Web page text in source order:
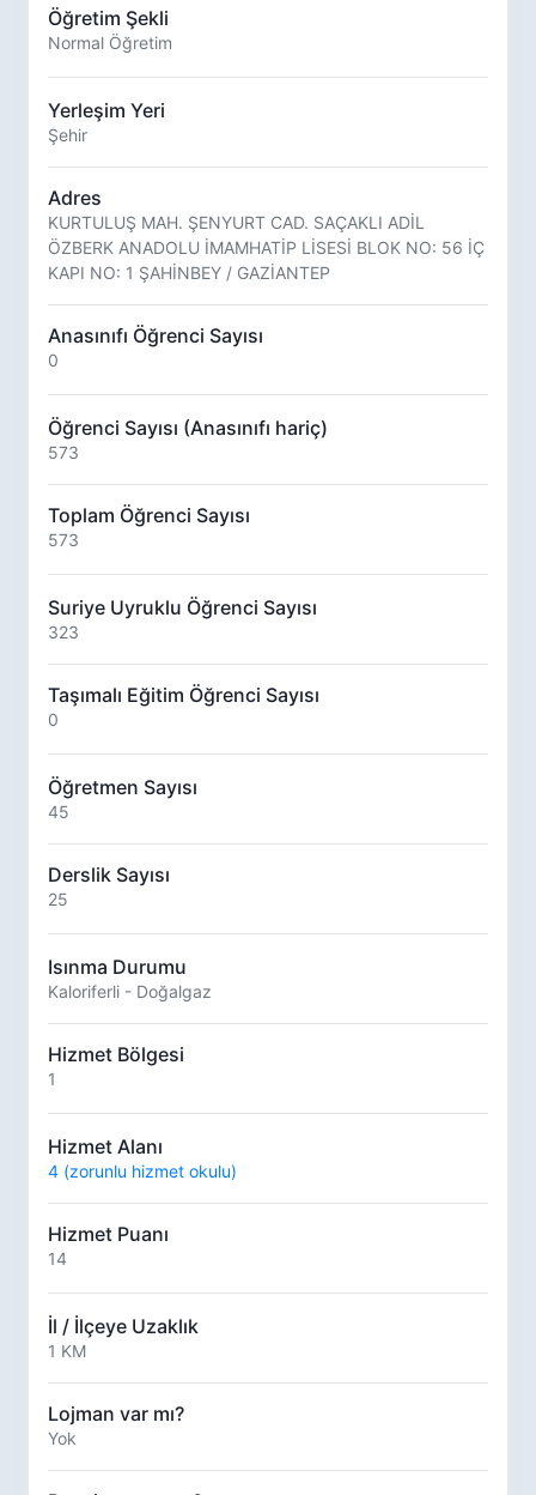
Öğretim Şekli
Normal Öğretim
Yerleşim Yeri
Şehir
Adres
KURTULUŞ MAH. ŞENYURT CAD. SAÇAKLI ADİL
ÖZBERK ANADOLU İMAMHATİP LİSESİ BLOK NO: 56 İÇ
KAPI NO: 1 ŞAHİNBEY / GAZİANTEP
Anasınıfı Öğrenci Sayısı
0
Öğrenci Sayısı (Anasınıfı hariç)
573
Toplam Öğrenci Sayısı
573
Suriye Uyruklu Öğrenci Sayısı
323
Taşımalı Eğitim Öğrenci Sayısı
0
Öğretmen Sayısı
45
Derslik Sayısı
25
Isınma Durumu
Kaloriferli - Doğalgaz
Hizmet Bölgesi
1
Hizmet Alanı
4 (zorunlu hizmet okulu)
Hizmet Puanı
14
İl / İlçeye Uzaklık
1 KM
Lojman var mı?
Yok